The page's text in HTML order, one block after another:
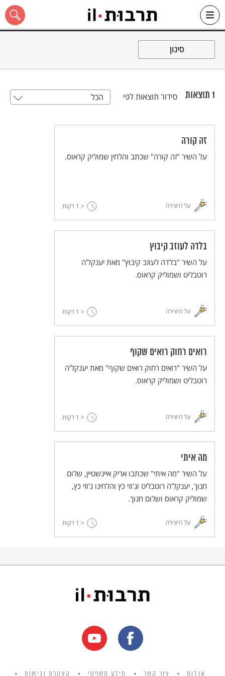
Skip
כל האתר
סינון
1 תוצאות סידור תוצאות לפי הכל
זה קורה
על השיר "זה קורה" שכתב והלחין שמוליק קראוס.
על היצירה < 1 דקות
בלדה לעוזב קיבוץ
על השיר "בלדה לעוזב קיבוץ" מאת יענקל'ה
רוטבליט ושמוליק קראוס.
על היצירה < 1 דקות
רואים רחוק רואים שקוף
על השיר "רואים רחוק רואים שקוף" מאת יענקל'ה
רוטבליט ושמוליק קראוס.
על היצירה < 1 דקות
מה איתי
על השיר "מה איתי" שכתבו אריק איינשטיין, שלום
חנוך, יענקל'ה רוטבליט וג'וזי כץ והלחינו ג'וזי כץ,
שמוליק קראוס ושלום חנוך.
על היצירה < 1 דקות